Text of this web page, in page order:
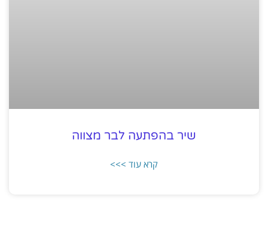
שיר בהפתעה לבר מצווה
קרא עוד >>>